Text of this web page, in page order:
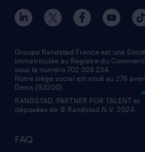
manutentionnaire
assistant administratif
comptable
contact entreprise
faq intérim / recrutement
nos agences par ville
nos agences par région
nos cabinets de recrutement
FAQ
Groupe Randstad France est une
immatriculée au Registre du
sous le numéro 702 028 234.
Notre siège social est situé au 276
Denis (93200).
RANDSTAD, PARTNER FOR TALENT et
déposées de © Randstad N.V. 2024.